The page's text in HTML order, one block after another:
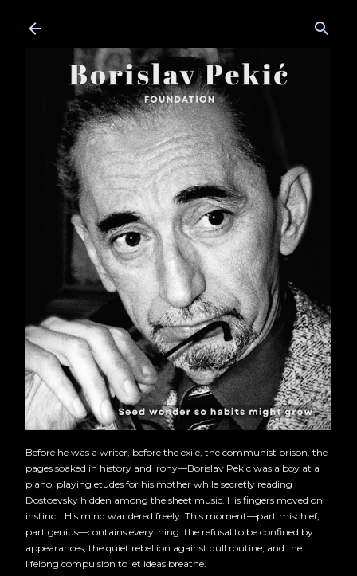
Before he was a writer, before the exile, the communist prison, the
pages soaked in history and irony—Borislav Pekic was a boy at a
piano, playing etudes for his mother while secretly reading
Dostoevsky hidden among the sheet music. His fingers moved on
instinct. His mind wandered freely. This moment—part mischief,
part genius—contains everything: the refusal to be confined by
appearances, the quiet rebellion against dull routine, and the
lifelong compulsion to let ideas breathe.